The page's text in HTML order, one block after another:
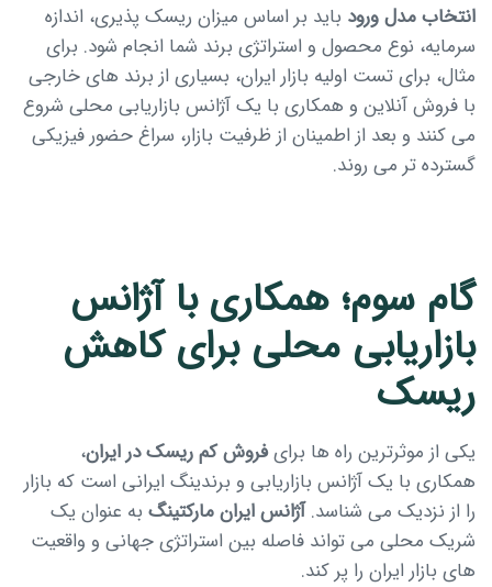
انتخاب مدل ورود باید بر اساس میزان ریسک پذیری، اندازه
سرمایه، نوع محصول و استراتژی برند شما انجام شود. برای
مثال، برای تست اولیه بازار ایران، بسیاری از برند های خارجی
با فروش آنلاین و همکاری با یک آژانس بازاریابی محلی شروع
می کنند و بعد از اطمینان از ظرفیت بازار، سراغ حضور فیزیکی
گسترده تر می روند.
گام سوم؛ همکاری با آژانس
بازاریابی محلی برای کاهش
ریسک
یکی از موثرترین راه ها برایفروش کم ریسک در ایران،
همکاری با یک آژانس بازاریابی و برندینگ ایرانی است که بازار
را از نزدیک می شناسد.آژانس ایران مارکتینگ به عنوان یک
شریک محلی می تواند فاصله بین استراتژی جهانی و واقعیت
های بازار ایران را پر کند.